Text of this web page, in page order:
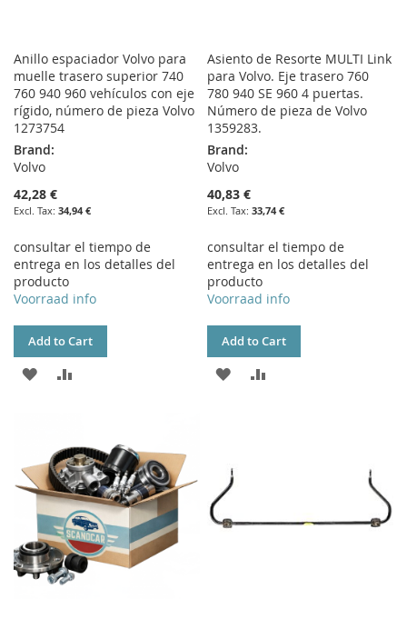
Anillo espaciador Volvo para
muelle trasero superior 740
760 940 960 vehículos con eje
rígido, número de pieza Volvo
1273754
Brand:
Volvo
42,28 €
34,94 €
consultar el tiempo de
entrega en los detalles del
producto
Voorraad info
Add to Cart
ADD
LIST
Asiento de Resorte MULTI Link
para Volvo. Eje trasero 760
780 940 SE 960 4 puertas.
Número de pieza de Volvo
1359283.
Brand:
Volvo
40,83 €
33,74 €
consultar el tiempo de
entrega en los detalles del
producto
Voorraad info
Add to Cart
ADD
LIST